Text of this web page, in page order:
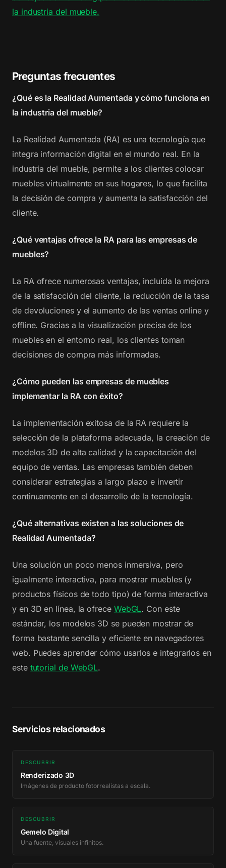
la industria del mueble.
Preguntas frecuentes
¿Qué es la Realidad Aumentada y cómo funciona en
la industria del mueble?
La Realidad Aumentada (RA) es una tecnología que
integra información digital en el mundo real. En la
industria del mueble, permite a los clientes colocar
muebles virtualmente en sus hogares, lo que facilita
la decisión de compra y aumenta la satisfacción del
cliente.
¿Qué ventajas ofrece la RA para las empresas de
muebles?
La RA ofrece numerosas ventajas, incluida la mejora
de la satisfacción del cliente, la reducción de la tasa
de devoluciones y el aumento de las ventas online y
offline. Gracias a la visualización precisa de los
muebles en el entorno real, los clientes toman
decisiones de compra más informadas.
¿Cómo pueden las empresas de muebles
implementar la RA con éxito?
La implementación exitosa de la RA requiere la
selección de la plataforma adecuada, la creación de
modelos 3D de alta calidad y la capacitación del
equipo de ventas. Las empresas también deben
considerar estrategias a largo plazo e invertir
continuamente en el desarrollo de la tecnología.
¿Qué alternativas existen a las soluciones de
Realidad Aumentada?
Una solución un poco menos inmersiva, pero
igualmente interactiva, para mostrar muebles (y
productos físicos de todo tipo) de forma interactiva
y en 3D en línea, la ofrece WebGL. Con este
estándar, los modelos 3D se pueden mostrar de
forma bastante sencilla y eficiente en navegadores
web. Puedes aprender cómo usarlos e integrarlos en
este tutorial de WebGL.
Servicios relacionados
DESCUBRIR
Renderizado 3D
Imágenes de producto fotorrealistas a escala.
DESCUBRIR
Gemelo Digital
Una fuente, visuales infinitos.